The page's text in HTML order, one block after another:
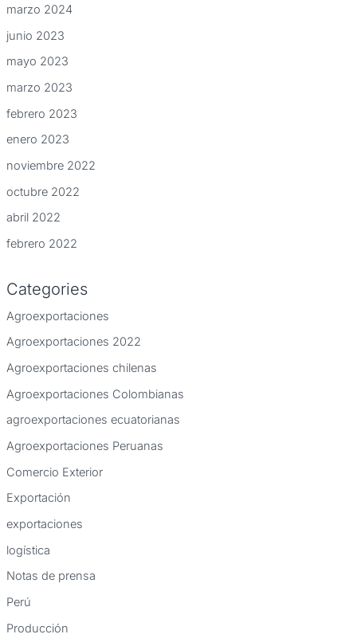
marzo 2024
junio 2023
mayo 2023
marzo 2023
febrero 2023
enero 2023
noviembre 2022
octubre 2022
abril 2022
febrero 2022
Categories
Agroexportaciones
Agroexportaciones 2022
Agroexportaciones chilenas
Agroexportaciones Colombianas
agroexportaciones ecuatorianas
Agroexportaciones Peruanas
Comercio Exterior
Exportación
exportaciones
logística
Notas de prensa
Perú
Producción